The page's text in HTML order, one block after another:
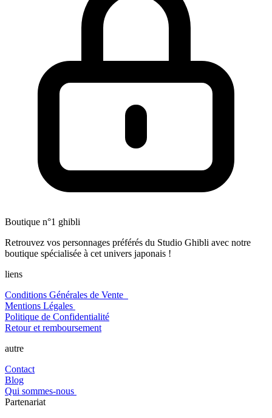
Boutique n°1 ghibli
Retrouvez vos personnages préférés du Studio Ghibli avec notre
boutique spécialisée à cet univers japonais !
liens
Conditions Générales de Vente
Mentions Légales
Politique de Confidentialité
Retour et remboursement
autre
Contact
Blog
Qui sommes-nous
Partenariat